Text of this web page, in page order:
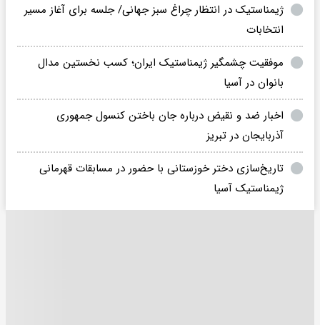
ژیمناستیک در انتظار چراغ سبز جهانی/ جلسه برای آغاز مسیر
انتخابات
موفقیت چشمگیر ژیمناستیک ایران؛ کسب نخستین مدال
بانوان در آسیا
اخبار ضد و نقیض درباره جان باختن کنسول جمهوری
آذربایجان در تبریز
تاریخ‌سازی دختر خوزستانی با حضور در مسابقات قهرمانی
ژیمناستیک‌ آسیا